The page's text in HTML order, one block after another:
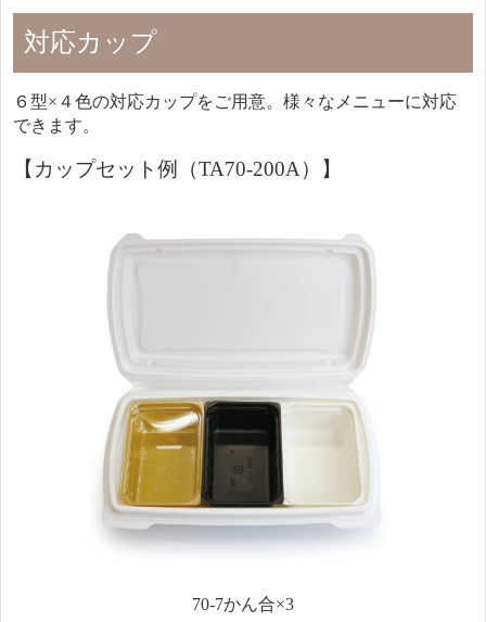
対応カップ
６型×４色の対応カップをご用意。様々なメニューに対応
できます。
【カップセット例（TA70-200A）】
70-7かん合×3